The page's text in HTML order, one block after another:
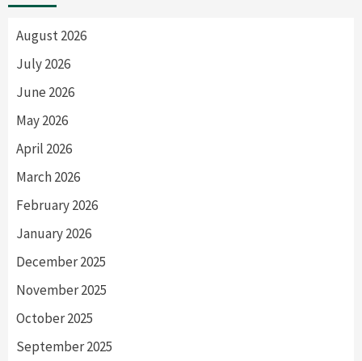
August 2026
July 2026
June 2026
May 2026
April 2026
March 2026
February 2026
January 2026
December 2025
November 2025
October 2025
September 2025